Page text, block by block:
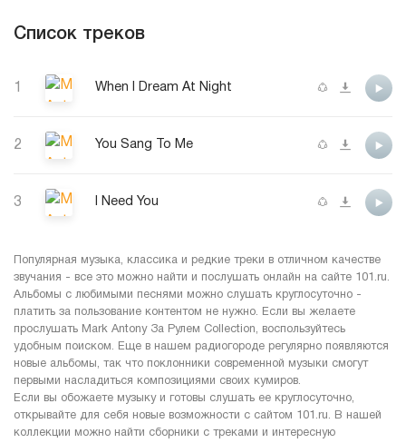
Список треков
1 When I Dream At Night
2 You Sang To Me
3 I Need You
Популярная музыка, классика и редкие треки в отличном качестве
звучания - все это можно найти и послушать онлайн на сайте 101.ru.
Альбомы с любимыми песнями можно слушать круглосуточно -
платить за пользование контентом не нужно. Если вы желаете
прослушать Mark Antony За Рулем Collection, воспользуйтесь
удобным поиском. Еще в нашем радиогороде регулярно появляются
новые альбомы, так что поклонники современной музыки смогут
первыми насладиться композициями своих кумиров.
Если вы обожаете музыку и готовы слушать ее круглосуточно,
открывайте для себя новые возможности с сайтом 101.ru. В нашей
коллекции можно найти сборники с треками и интересную